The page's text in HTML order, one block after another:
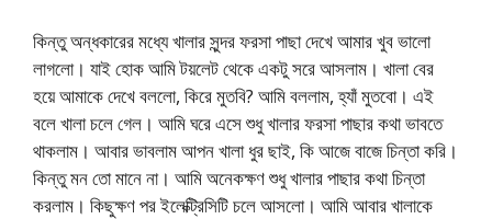
কিন্তু অন্ধকারের মধ্যে খালার সুন্দর ফরসা পাছা দেখে আমার খুব ভালো
লাগলো। যাই হোক আমি টয়লেট থেকে একটু সরে আসলাম। খালা বের
হয়ে আমাকে দেখে বললো, কিরে মুতবি? আমি বললাম, হ্যাঁ মুতবো। এই
বলে খালা চলে গেল। আমি ঘরে এসে শুধু খালার ফরসা পাছার কথা ভাবতে
থাকলাম। আবার ভাবলাম আপন খালা ধুর ছাই, কি আজে বাজে চিন্তা করি।
কিন্তু মন তো মানে না। আমি অনেকক্ষণ শুধু খালার পাছার কথা চিন্তা
করলাম। কিছুক্ষণ পর ইলেক্ট্রিসিটি চলে আসলো। আমি আবার খালাকে